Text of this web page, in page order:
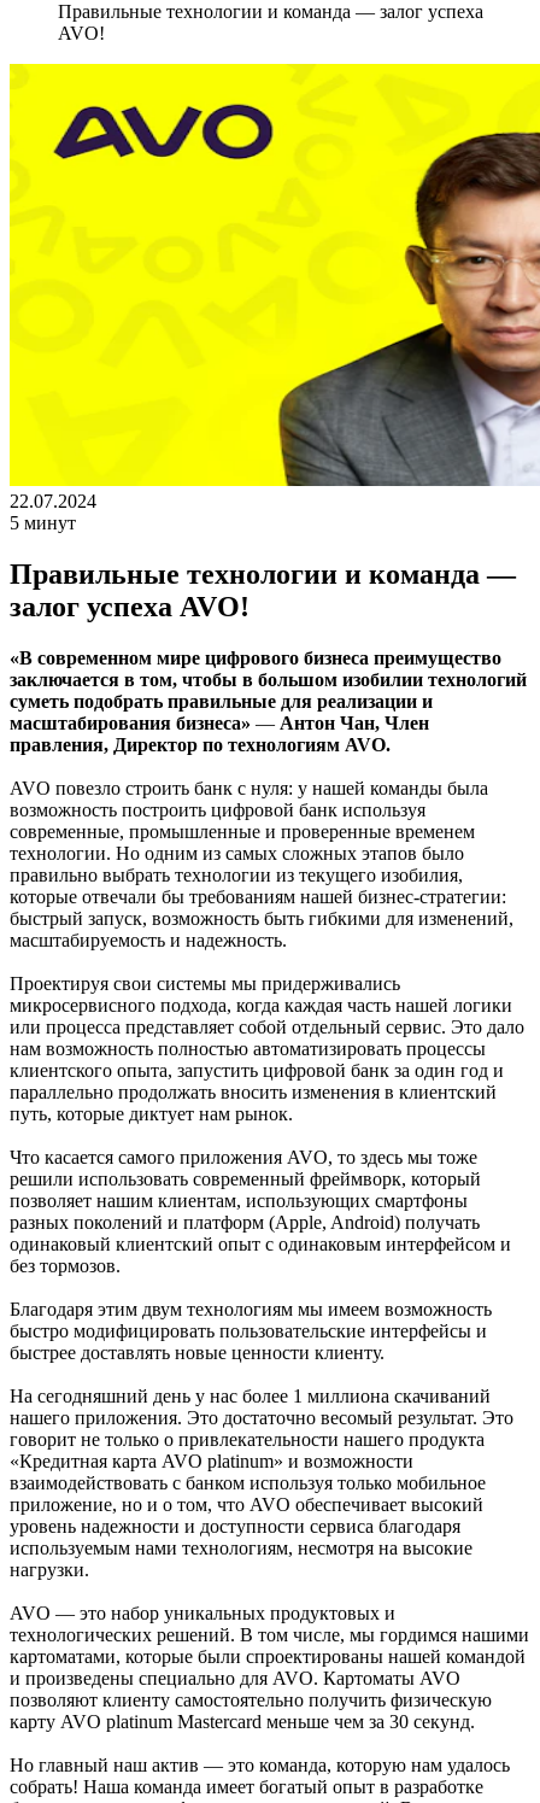
Правильные технологии и команда — залог успеха
AVO!
22.07.2024
5 минут
Правильные технологии и команда —
залог успеха AVO!
«В современном мире цифрового бизнеса преимущество
заключается в том, чтобы в большом изобилии технологий
суметь подобрать правильные для реализации и
масштабирования бизнеса» — Антон Чан, Член
правления, Директор по технологиям AVO.
AVO повезло строить банк с нуля: у нашей команды была
возможность построить цифровой банк используя
современные, промышленные и проверенные временем
технологии. Но одним из самых сложных этапов было
правильно выбрать технологии из текущего изобилия,
которые отвечали бы требованиям нашей бизнес-стратегии:
быстрый запуск, возможность быть гибкими для изменений,
масштабируемость и надежность.
Проектируя свои системы мы придерживались
микросервисного подхода, когда каждая часть нашей логики
или процесса представляет собой отдельный сервис. Это дало
нам возможность полностью автоматизировать процессы
клиентского опыта, запустить цифровой банк за один год и
параллельно продолжать вносить изменения в клиентский
путь, которые диктует нам рынок.
Что касается самого приложения AVO, то здесь мы тоже
решили использовать современный фреймворк, который
позволяет нашим клиентам, использующих смартфоны
разных поколений и платформ (Apple, Android) получать
одинаковый клиентский опыт с одинаковым интерфейсом и
без тормозов.
Благодаря этим двум технологиям мы имеем возможность
быстро модифицировать пользовательские интерфейсы и
быстрее доставлять новые ценности клиенту.
На сегодняшний день у нас более 1 миллиона скачиваний
нашего приложения. Это достаточно весомый результат. Это
говорит не только о привлекательности нашего продукта
«Кредитная карта AVO platinum» и возможности
взаимодействовать с банком используя только мобильное
приложение, но и о том, что AVO обеспечивает высокий
уровень надежности и доступности сервиса благодаря
используемым нами технологиям, несмотря на высокие
нагрузки.
AVO — это набор уникальных продуктовых и
технологических решений. В том числе, мы гордимся нашими
картоматами, которые были спроектированы нашей командой
и произведены специально для AVO. Картоматы AVO
позволяют клиенту самостоятельно получить физическую
карту AVO platinum Mastercard меньше чем за 30 секунд.
Но главный наш актив — это команда, которую нам удалось
собрать! Наша команда имеет богатый опыт в разработке